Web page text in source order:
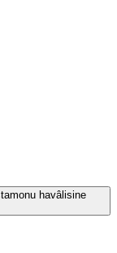
havâlisine